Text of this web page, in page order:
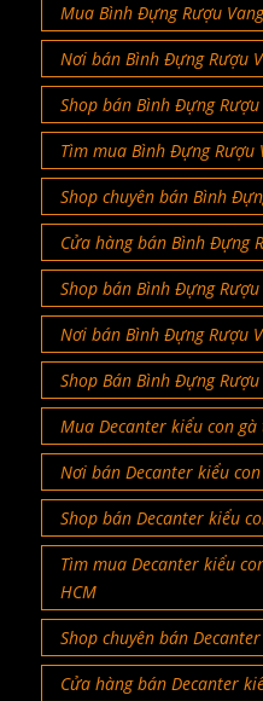
Mua Bình Đựng Rượu
Nơi bán Bình Đựng Rượu
Shop bán Bình Đựng
Tìm mua Bình Đựng
Shop chuyên bán Bình
Cửa hàng bán Bình Đựng
Shop bán Bình Đựng
Nơi bán Bình Đựng Rượu
Shop Bán Bình Đựng
Mua Decanter kiểu con
Nơi bán Decanter kiểu
Shop bán Decanter kiểu
Tìm mua Decanter kiểu
HCM
Shop chuyên bán
Cửa hàng bán Decanter